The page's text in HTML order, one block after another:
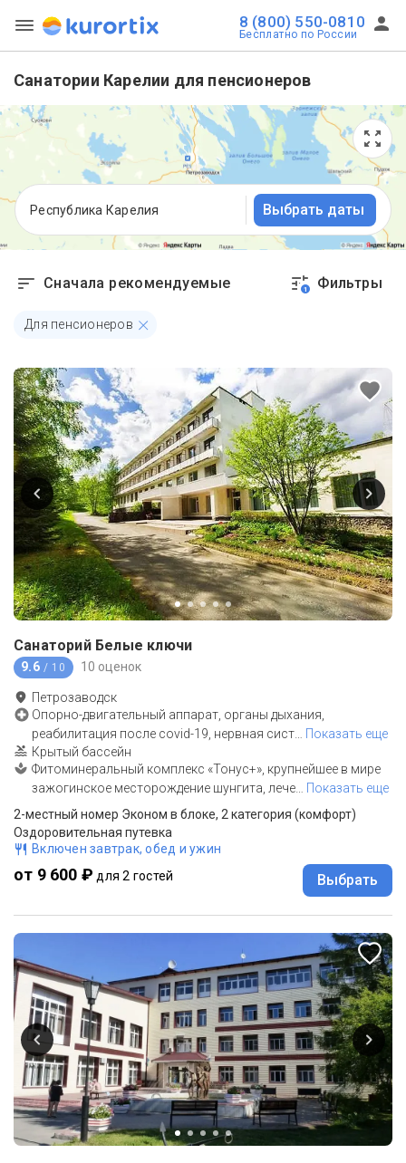
8 (800) 550-0810
Бесплатно по России
Санатории Карелии для пенсионеров
Республика Карелия Выбрать даты
Сначала рекомендуемые 1 Фильтры
Для пенсионеров
Санаторий Белые ключи
9.6 / 10 10 оценок
Петрозаводск
Опорно-двигательный аппарат, органы дыхания,
реабилитация после covid-19, нервная сист
Показать еще
Крытый бассейн
Фитоминеральный комплекс «Тонус+», крупнейшее в мире
зажогинское месторождение шунгита, лече
Показать еще
2-местный номер Эконом в блоке, 2 категория (комфорт)
Оздоровительная путевка
Включен завтрак, обед и ужин
от 9 600 ₽ для 2 гостей Выбрать